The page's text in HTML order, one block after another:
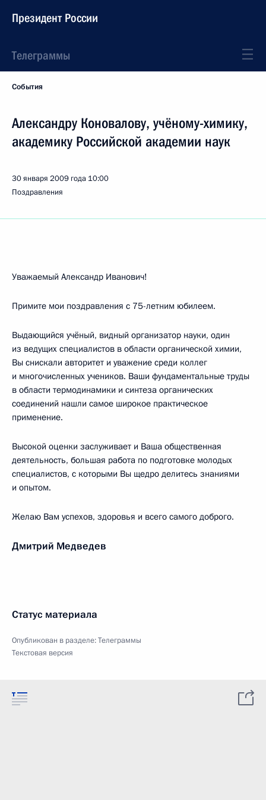
Президент России
Телеграммы
События
Александру Коновалову, учёному-химику,
академику Российской академии наук
30 января 2009 года 10:00
Поздравления
Уважаемый Александр Иванович!
Примите мои поздравления с 75-летним юбилеем.
Выдающийся учёный, видный организатор науки, один
из ведущих специалистов в области органической химии,
Вы снискали авторитет и уважение среди коллег
и многочисленных учеников. Ваши фундаментальные труды
в области термодинамики и синтеза органических
соединений нашли самое широкое практическое
применение.
Высокой оценки заслуживает и Ваша общественная
деятельность, большая работа по подготовке молодых
специалистов, с которыми Вы щедро делитесь знаниями
и опытом.
Желаю Вам успехов, здоровья и всего самого доброго.
Дмитрий Медведев
Статус материала
Опубликован в разделе:Телеграммы
Текстовая версия